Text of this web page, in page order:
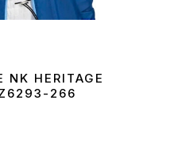
HERITAGE
266